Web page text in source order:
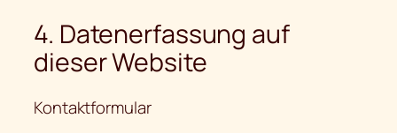
4. Datenerfassung auf
dieser Website
Kontaktformular